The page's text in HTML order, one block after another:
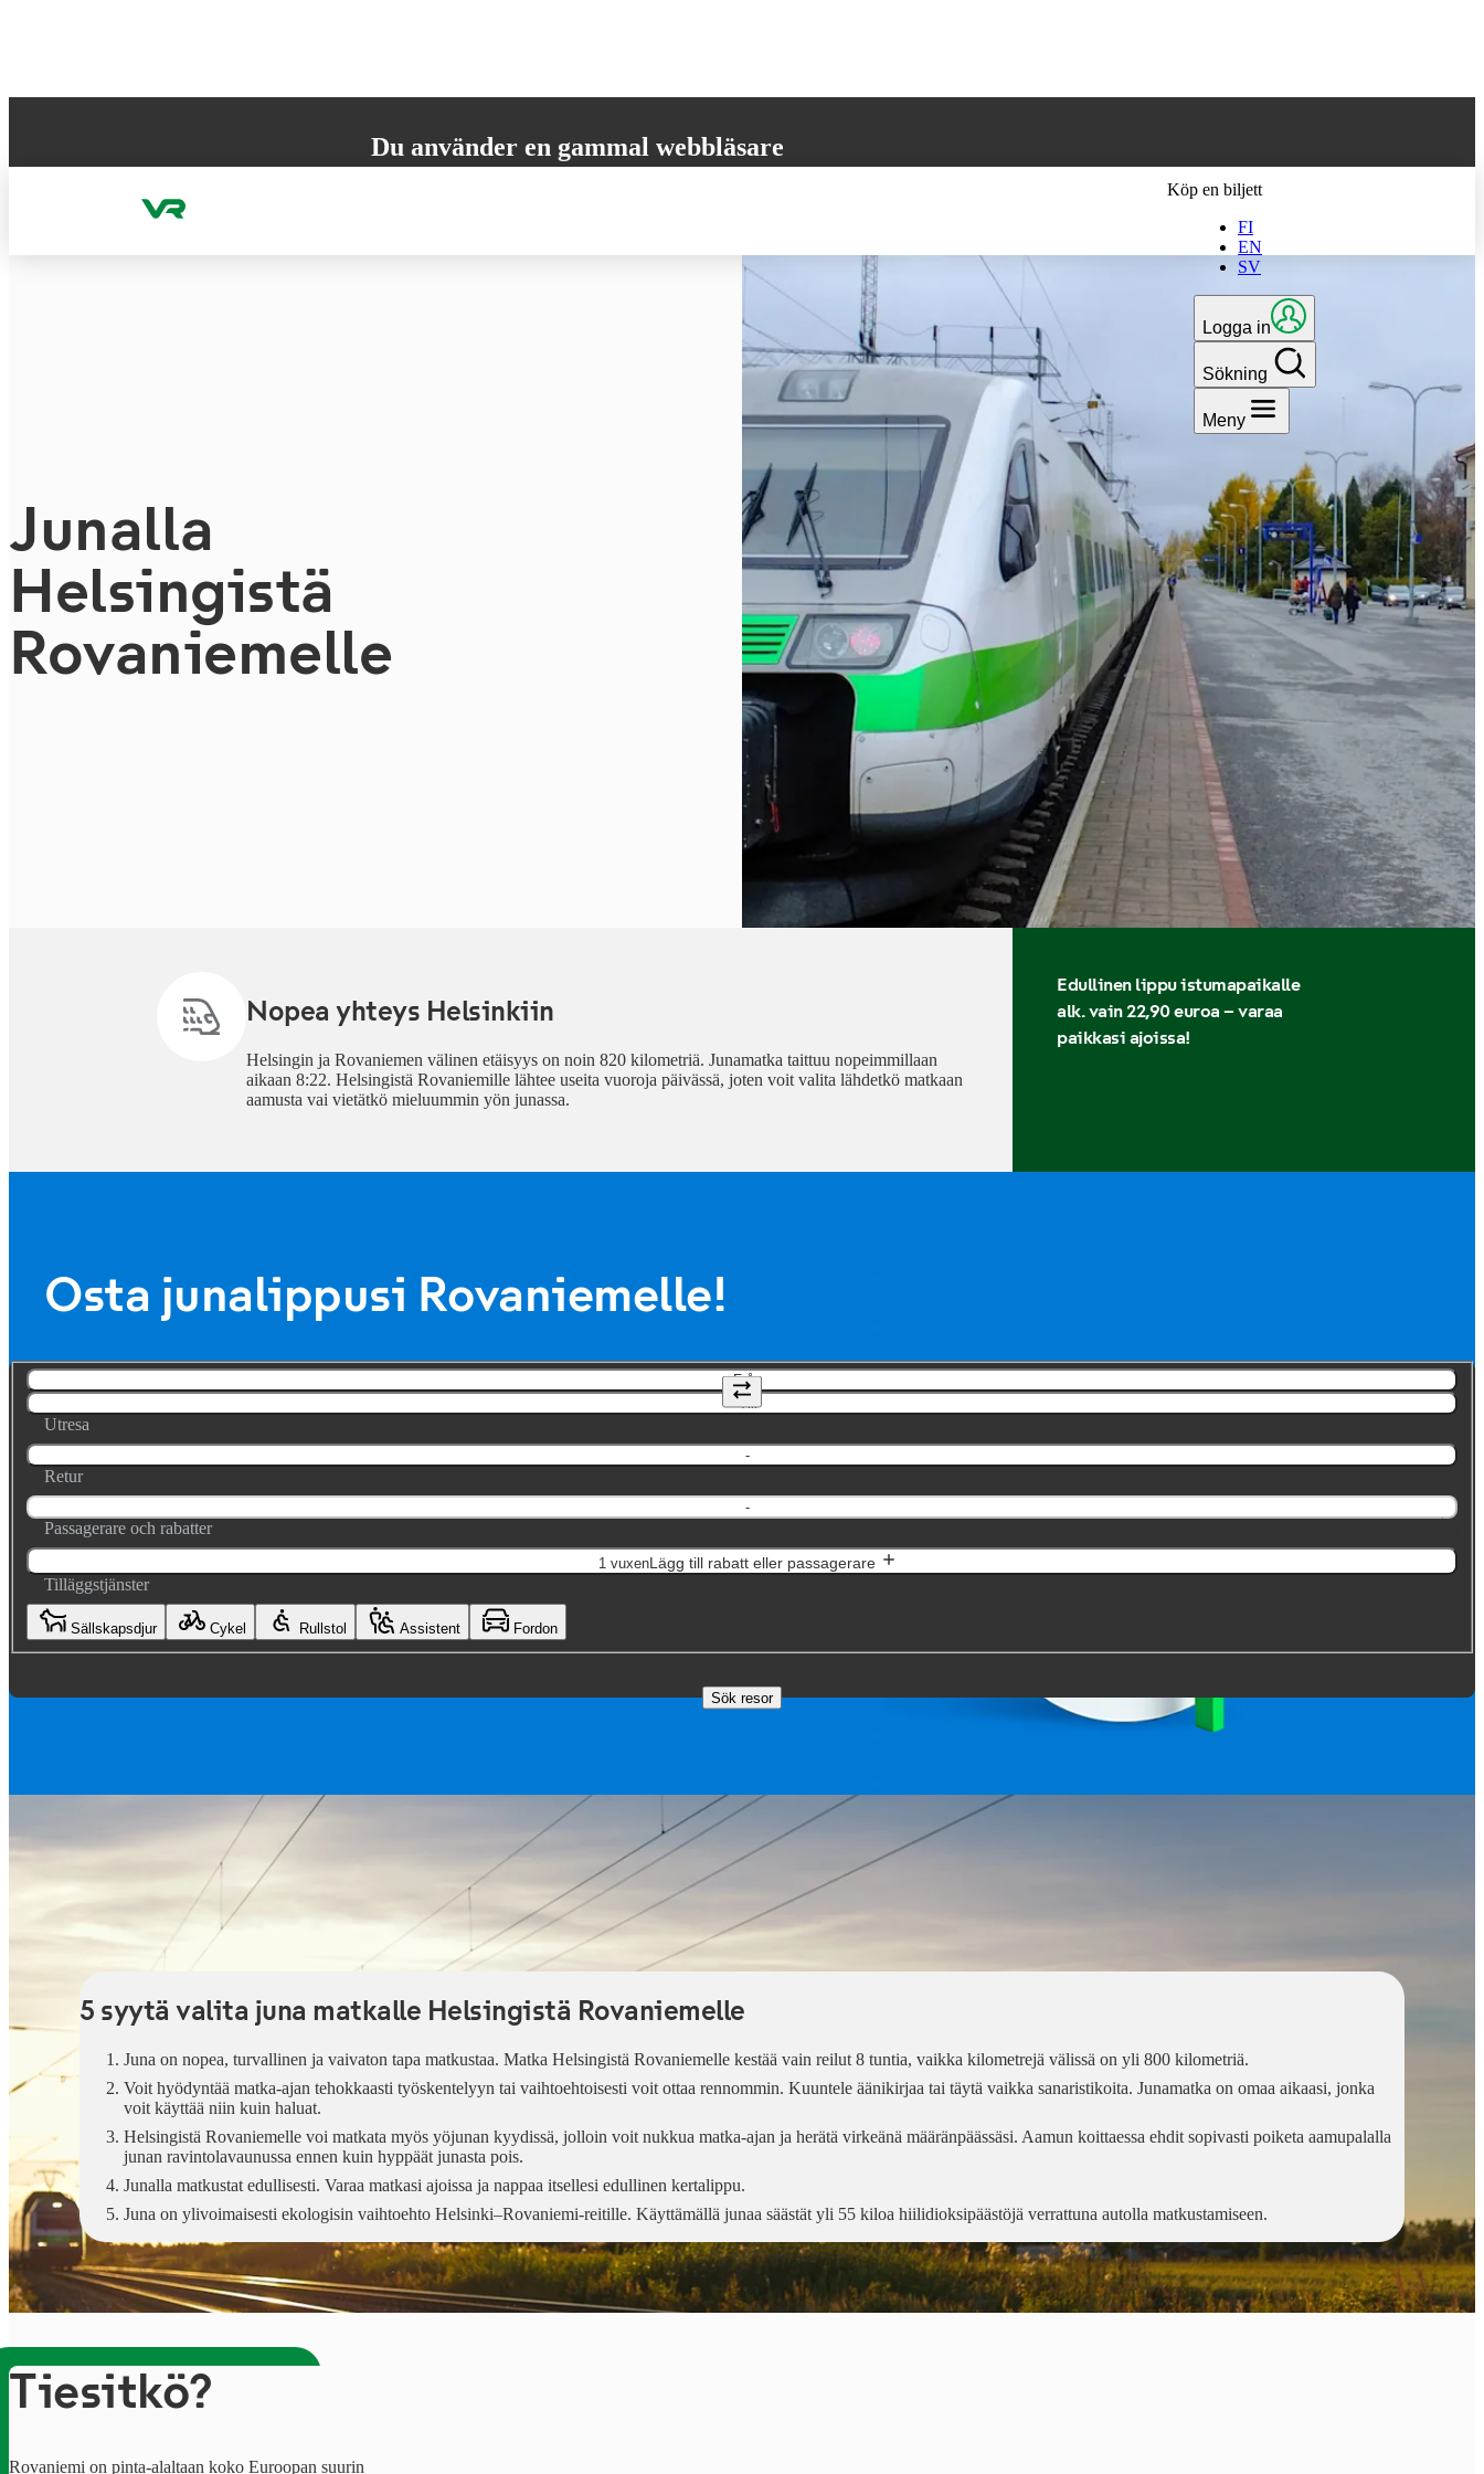
Du använder en gammal webbläsare
Köp en biljett
FI
EN
SV
Logga in
Sökning
Meny
Junalla
Helsingistä
Ro­vani­e­mel­le
Nopea yhteys Helsinkiin
Helsingin ja Rovaniemen välinen etäisyys on noin 820 kilometriä. Junamatka taittuu nopeimmillaan
aikaan 8:22. Helsingistä Rovaniemille lähtee useita vuoroja päivässä, joten voit valita lähdetkö matkaan
aamusta vai vietätkö mieluummin yön junassa.
Edullinen lippu istumapaikalle
alk. vain 22,90 euroa – varaa
paikkasi ajoissa!
Osta junalippusi Rovaniemelle!
Från
Till
Utresa
-
Retur
-
Passagerare och rabatter
1 vuxenLägg till rabatt eller passagerare
Tilläggstjänster
Sällskapsdjur Cykel Rullstol Assistent Fordon
Sök resor
5 syytä valita juna matkalle Helsingistä Rovaniemelle
Juna on nopea, turvallinen ja vaivaton tapa matkustaa. Matka Helsingistä Rovaniemelle kestää vain reilut 8 tuntia, vaikka kilometrejä välissä on yli 800 kilometriä.
Voit hyödyntää matka-ajan tehokkaasti työskentelyyn tai vaihtoehtoisesti voit ottaa rennommin. Kuuntele äänikirjaa tai täytä vaikka sanaristikoita. Junamatka on omaa aikaasi, jonka
voit käyttää niin kuin haluat.
Helsingistä Rovaniemelle voi matkata myös yöjunan kyydissä, jolloin voit nukkua matka-ajan ja herätä virkeänä määränpäässäsi. Aamun koittaessa ehdit sopivasti poiketa aamupalalla
junan ravintolavaunussa ennen kuin hyppäät junasta pois.
Junalla matkustat edullisesti. Varaa matkasi ajoissa ja nappaa itsellesi edullinen kertalippu.
Juna on ylivoimaisesti ekologisin vaihtoehto Helsinki–Rovaniemi-reitille. Käyttämällä junaa säästät yli 55 kiloa hiilidioksipäästöjä verrattuna autolla matkustamiseen.
Tiesitkö?
Rovaniemi on pinta-alaltaan koko Euroopan suurin